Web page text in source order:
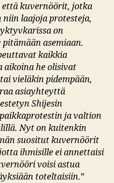
että kuvernöörit, jotka
laajoja protesteja,
on
asemiaan.
kaikkia
aikoina he olisivat
vieläkin pidempään,
asiayhteyttä
Shijesin
ja valtion
Nyt on kuitenkin
suositut kuvernöörit
ihmisille ei annettaisi
voisi astua
toteltaisiin.”